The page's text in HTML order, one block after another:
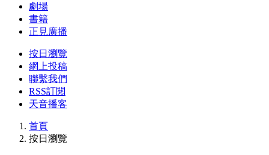
劇場
書籍
正見廣播
按日瀏覽
網上投稿
聯繫我們
RSS訂閱
天音播客
首頁
按日瀏覽